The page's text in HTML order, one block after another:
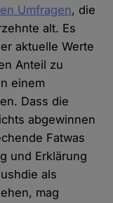
Umfragen, die
alt. Es
aktuelle Werte
Anteil zu
einem
Dass die
abgewinnen
Fatwas
und Erklärung
als
mag